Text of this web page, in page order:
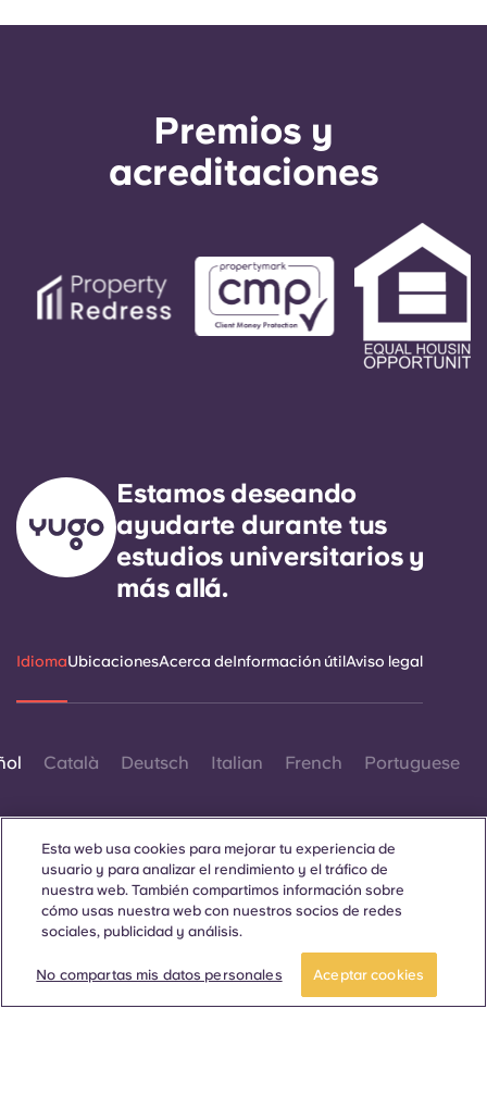
Premios y
acreditaciones
Estamos deseando
ayudarte durante tus
estudios universitarios y
más allá.
IdiomaUbicacionesAcerca deInformación útilAviso legal
Català Deutsch Italian French Portuguese
Contáctanos
© 2026. Todos los derechos reservados.
Esta web usa cookies para mejorar tu experiencia de
usuario y para analizar el rendimiento y el tráfico de
nuestra web. También compartimos información sobre
cómo usas nuestra web con nuestros socios de redes
sociales, publicidad y análisis.
No compartas mis datos personales Aceptar cookies